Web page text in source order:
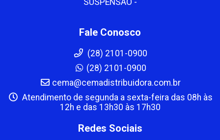
Fale Conosco
(28) 2101-0900
(28) 2101-0900
cema@cemadistribuidora.com.br
Atendimento de segunda a sexta-feira das 08h às
12h e das 13h30 às 17h30
Redes Sociais